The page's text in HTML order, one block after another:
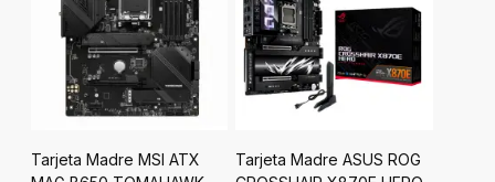
Tarjeta Madre MSI ATX
Tarjeta Madre ASUS ROG